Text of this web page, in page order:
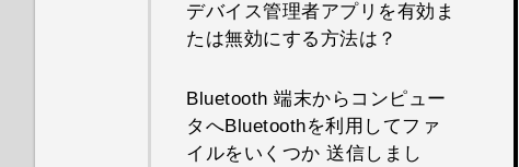
デバイス管理者アプリを有効ま
たは無効にする方法は？
Bluetooth 端末からコンピュー
タへBluetoothを利用してファ
イルをいくつか 送信しまし